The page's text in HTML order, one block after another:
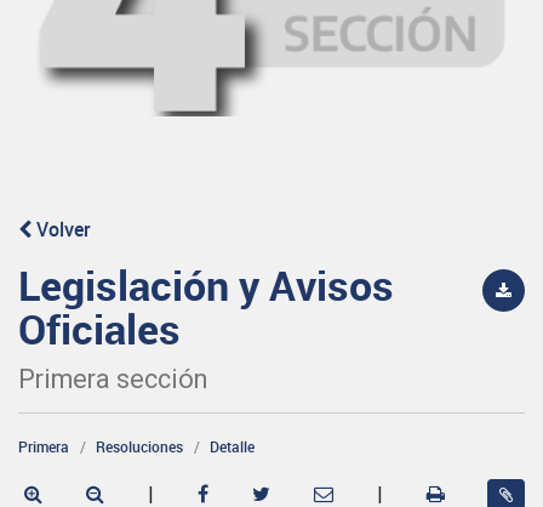
Volver
Legislación y Avisos
Oficiales
Primera sección
Primera Resoluciones Detalle
| |